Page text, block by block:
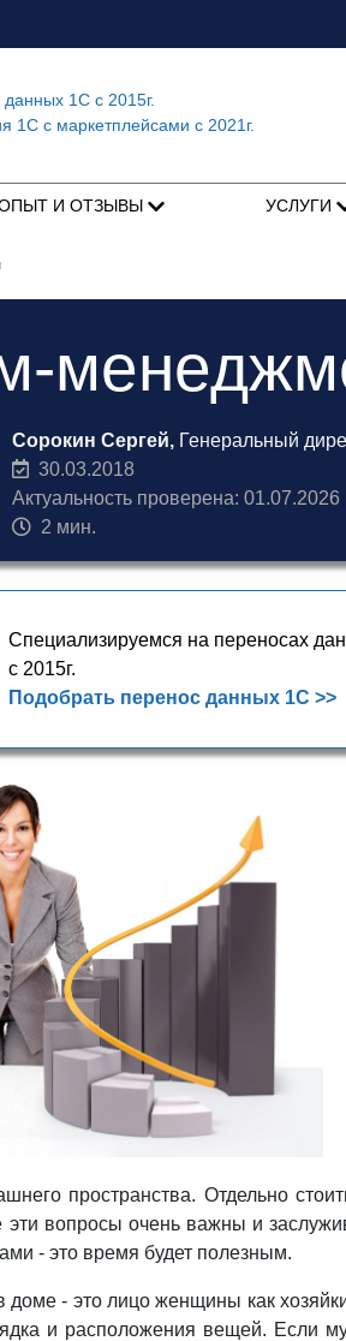
данных 1Сс 2015г.
1C с маркетплейсами с 2021г.
И ОТЗЫВЫ УСЛУГИ
Сорокин Сергей, Генеральный
30.03.2018
Актуальность проверена: 01.07.2026
2 мин.
Специализируемся на переносах
с 2015г.
Подобрать перенос данных 1С >>
пространства. Отдельно
вопросы очень важны и
- это время будет полезным.
доме - это лицо женщины как
и расположения вещей. Если